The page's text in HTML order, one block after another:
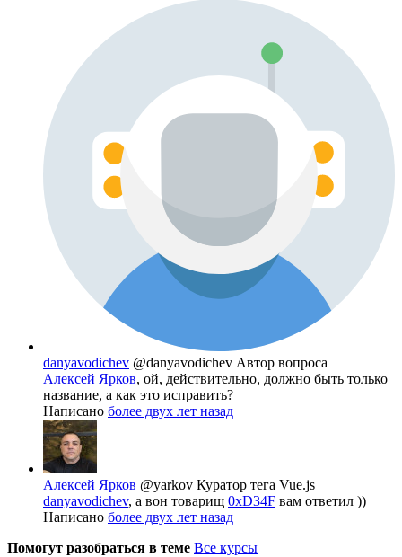
danyavodichev @danyavodichev Автор вопроса
Алексей Ярков, ой, действительно, должно быть только
название, а как это исправить?
Написано более двух лет назад
Алексей Ярков @yarkov Куратор тега Vue.js
danyavodichev, а вон товарищ 0xD34F вам ответил ))
Написано более двух лет назад
Помогут разобраться в теме Все курсы